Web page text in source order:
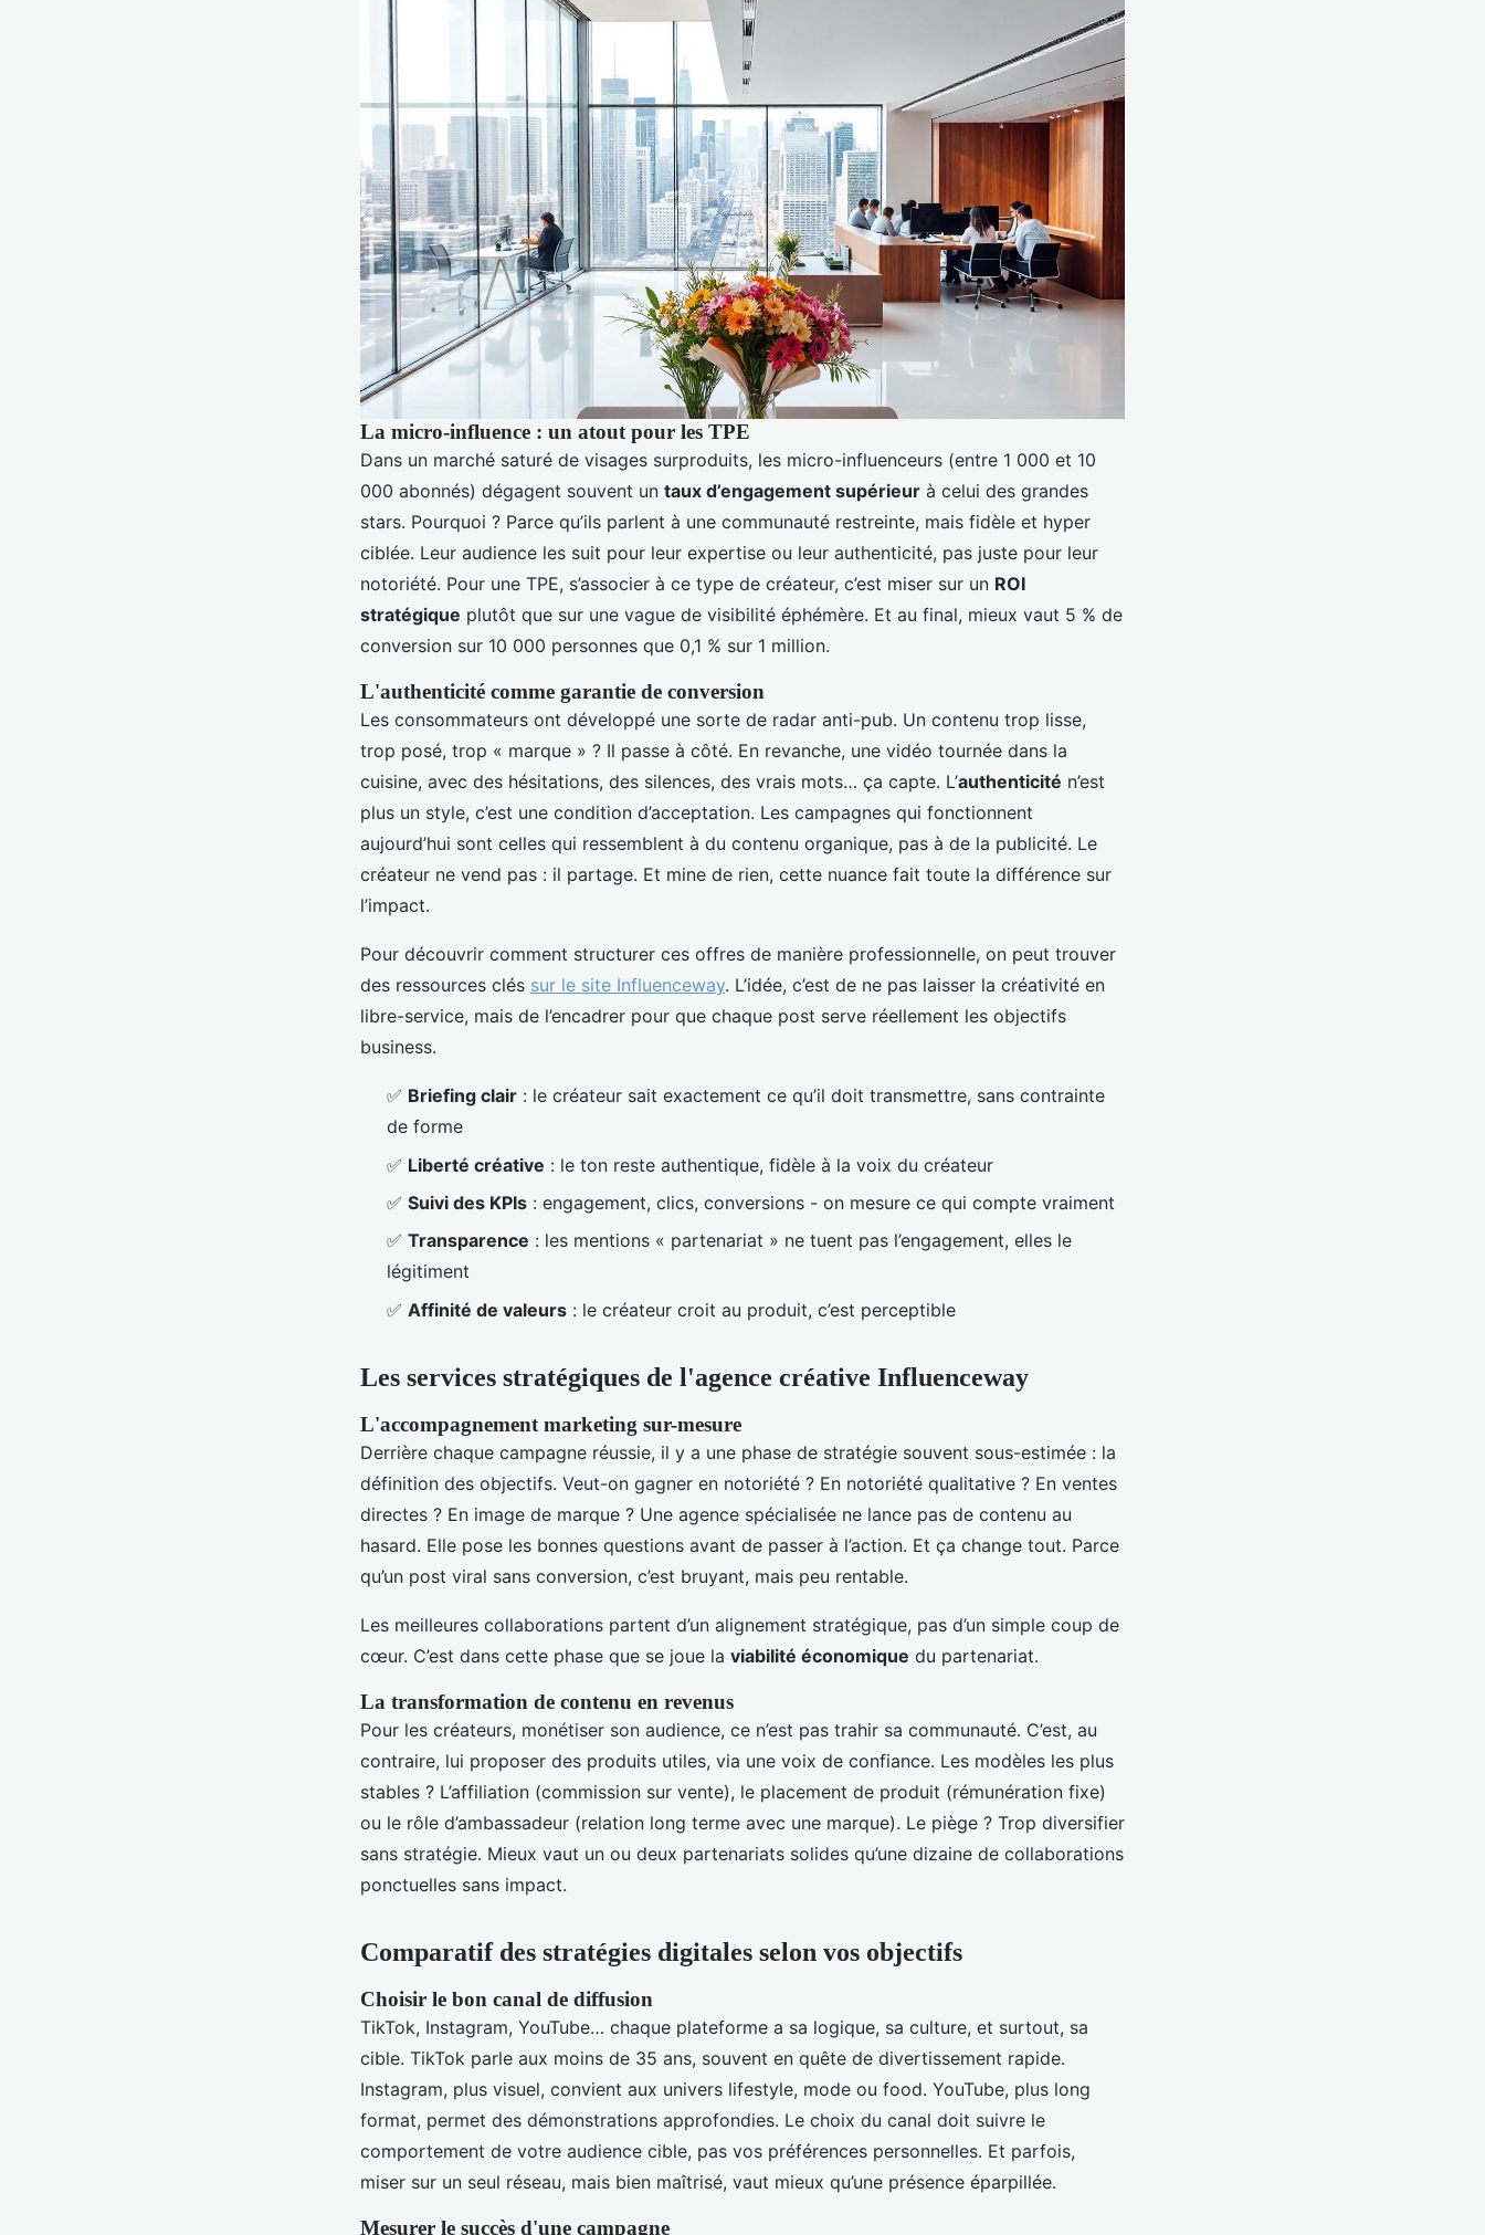
La micro-influence : un atout pour les TPE
Dans un marché saturé de visages surproduits, les micro-influenceurs (entre 1 000 et 10
000 abonnés) dégagent souvent un taux d’engagement supérieur à celui des grandes
stars. Pourquoi ? Parce qu’ils parlent à une communauté restreinte, mais fidèle et hyper
ciblée. Leur audience les suit pour leur expertise ou leur authenticité, pas juste pour leur
notoriété. Pour une TPE, s’associer à ce type de créateur, c’est miser sur un ROI
stratégique plutôt que sur une vague de visibilité éphémère. Et au final, mieux vaut 5 % de
conversion sur 10 000 personnes que 0,1 % sur 1 million.
L'authenticité comme garantie de conversion
Les consommateurs ont développé une sorte de radar anti-pub. Un contenu trop lisse,
trop posé, trop « marque » ? Il passe à côté. En revanche, une vidéo tournée dans la
cuisine, avec des hésitations, des silences, des vrais mots… ça capte. L’authenticité n’est
plus un style, c’est une condition d’acceptation. Les campagnes qui fonctionnent
aujourd’hui sont celles qui ressemblent à du contenu organique, pas à de la publicité. Le
créateur ne vend pas : il partage. Et mine de rien, cette nuance fait toute la différence sur
l’impact.
Pour découvrir comment structurer ces offres de manière professionnelle, on peut trouver
des ressources clés sur le site Influenceway. L’idée, c’est de ne pas laisser la créativité en
libre-service, mais de l’encadrer pour que chaque post serve réellement les objectifs
business.
✅ Briefing clair : le créateur sait exactement ce qu’il doit transmettre, sans contrainte
de forme
✅ Liberté créative : le ton reste authentique, fidèle à la voix du créateur
✅ Suivi des KPIs : engagement, clics, conversions - on mesure ce qui compte vraiment
✅ Transparence : les mentions « partenariat » ne tuent pas l’engagement, elles le
légitiment
✅ Affinité de valeurs : le créateur croit au produit, c’est perceptible
Les services stratégiques de l'agence créative Influenceway
L'accompagnement marketing sur-mesure
Derrière chaque campagne réussie, il y a une phase de stratégie souvent sous-estimée : la
définition des objectifs. Veut-on gagner en notoriété ? En notoriété qualitative ? En ventes
directes ? En image de marque ? Une agence spécialisée ne lance pas de contenu au
hasard. Elle pose les bonnes questions avant de passer à l’action. Et ça change tout. Parce
qu’un post viral sans conversion, c’est bruyant, mais peu rentable.
Les meilleures collaborations partent d’un alignement stratégique, pas d’un simple coup de
cœur. C’est dans cette phase que se joue la viabilité économique du partenariat.
La transformation de contenu en revenus
Pour les créateurs, monétiser son audience, ce n’est pas trahir sa communauté. C’est, au
contraire, lui proposer des produits utiles, via une voix de confiance. Les modèles les plus
stables ? L’affiliation (commission sur vente), le placement de produit (rémunération fixe)
ou le rôle d’ambassadeur (relation long terme avec une marque). Le piège ? Trop diversifier
sans stratégie. Mieux vaut un ou deux partenariats solides qu’une dizaine de collaborations
ponctuelles sans impact.
Comparatif des stratégies digitales selon vos objectifs
Choisir le bon canal de diffusion
TikTok, Instagram, YouTube… chaque plateforme a sa logique, sa culture, et surtout, sa
cible. TikTok parle aux moins de 35 ans, souvent en quête de divertissement rapide.
Instagram, plus visuel, convient aux univers lifestyle, mode ou food. YouTube, plus long
format, permet des démonstrations approfondies. Le choix du canal doit suivre le
comportement de votre audience cible, pas vos préférences personnelles. Et parfois,
miser sur un seul réseau, mais bien maîtrisé, vaut mieux qu’une présence éparpillée.
Mesurer le succès d'une campagne